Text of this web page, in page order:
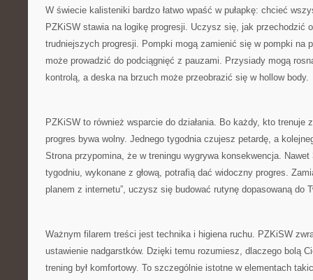
W świecie kalisteniki bardzo łatwo wpaść w pułapkę: chcieć
PZKiSW stawia na logikę progresji. Uczysz się, jak przechodzić
trudniejszych progresji. Pompki mogą zamienić się w pompki na
może prowadzić do podciągnięć z pauzami. Przysiady mogą
kontrolą, a deska na brzuch może przeobrazić się w hollow body.
PZKiSW to również wsparcie do działania. Bo każdy, kto trenuje
progres bywa wolny. Jednego tygodnia czujesz petardę, a
Strona przypomina, że w treningu wygrywa konsekwencja.
tygodniu, wykonane z głową, potrafią dać widoczny progres.
planem z internetu”, uczysz się budować rutynę dopasowaną do
Ważnym filarem treści jest technika i higiena ruchu. PZKiSW
ustawienie nadgarstków. Dzięki temu rozumiesz, dlaczego bolą
trening był komfortowy. To szczególnie istotne w elementach